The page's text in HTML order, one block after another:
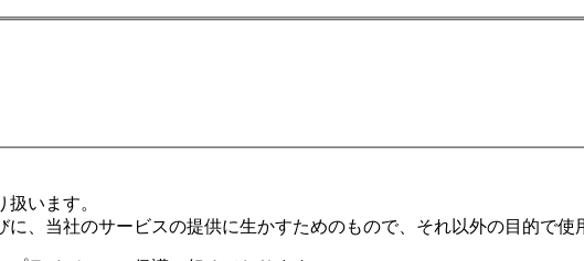
います。
、当社のサービスの提供に生かすためのもので、それ以外の目的で使